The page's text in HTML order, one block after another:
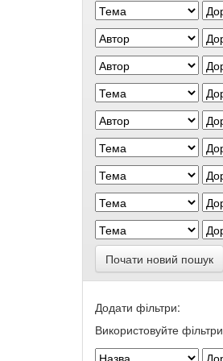
Почати новий пошук
Додати фільтри:
Використовуйте